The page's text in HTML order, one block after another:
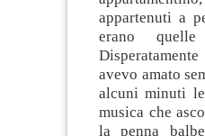
appartenuti a
erano quelle
avevo amato
alcuni minuti
musica che
la penna